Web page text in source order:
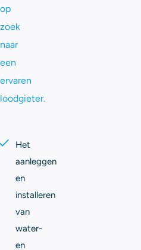
op
zoek
naar
een
ervaren
loodgieter.
Het
aanleggen
en
installeren
van
water-
en